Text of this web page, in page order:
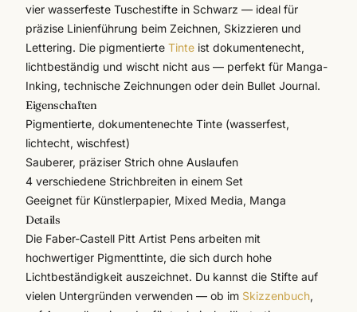
vier wasserfeste Tuschestifte in Schwarz — ideal für
präzise Linienführung beim Zeichnen, Skizzieren und
Lettering. Die pigmentierte Tinte ist dokumentenecht,
lichtbeständig und wischt nicht aus — perfekt für Manga-
Inking, technische Zeichnungen oder dein Bullet Journal.
Eigenschaften
Pigmentierte, dokumentenechte Tinte (wasserfest,
lichtecht, wischfest)
Sauberer, präziser Strich ohne Auslaufen
4 verschiedene Strichbreiten in einem Set
Geeignet für Künstlerpapier, Mixed Media, Manga
Details
Die Faber-Castell Pitt Artist Pens arbeiten mit
hochwertiger Pigmenttinte, die sich durch hohe
Lichtbeständigkeit auszeichnet. Du kannst die Stifte auf
vielen Untergründen verwenden — ob im Skizzenbuch,